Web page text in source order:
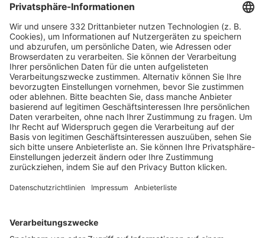
HÄUFIG BESUCHTE SEITEN
Pässe und Vereinswechsel
Trainerausbildung
Schulungsangebot Vereinsmitarbeiter
BFV-Geschäftsstellen
Trainerbörse
Login SpielPlus
FOLGE DEM BFV